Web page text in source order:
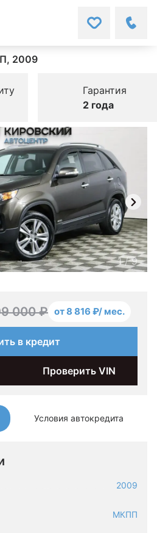
2009
Гарантия
2 года
Условия автокредита
2009
МКПП
1/9
000 ₽ от 8 816 ₽/ мес.
в кредит
Проверить VIN